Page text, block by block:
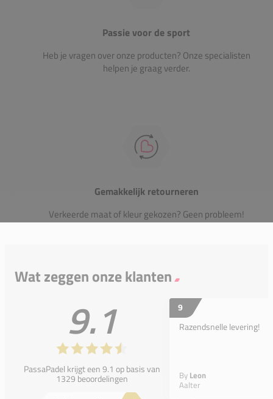
Passie voor de sport
Heb je vragen over onze producten? Onze specialisten
helpen je graag verder.
Gemakkelijk retourneren
Verkeerde maat of kleur gekozen? Geen probleem!
Wat zeggen onze klanten
9.1
PassaPadel krijgt een 9.1 op basis van
1329 beoordelingen
9
Razendsnelle levering!
By Leon
Aalter